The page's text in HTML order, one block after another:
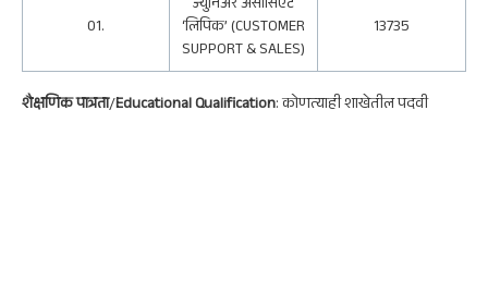
01.
ज्युनिअर असोसिएट
‘लिपिक’ (CUSTOMER
SUPPORT & SALES)
13735
शैक्षणिक पात्रता/Educational Qualification: कोणत्याही शाखेतील पदवी